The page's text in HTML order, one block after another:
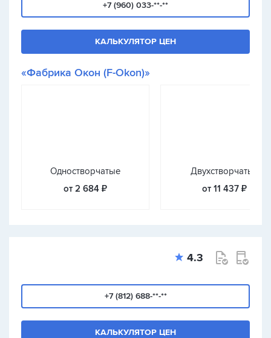
+7 (960) 033-**-**
КАЛЬКУЛЯТОР ЦЕН
«Фабрика Окон (F-Okon)»
Одностворчатые
от 2 684 ₽
Двухстворчатые
от 11 437 ₽
4.3
+7 (812) 688-**-**
КАЛЬКУЛЯТОР ЦЕН